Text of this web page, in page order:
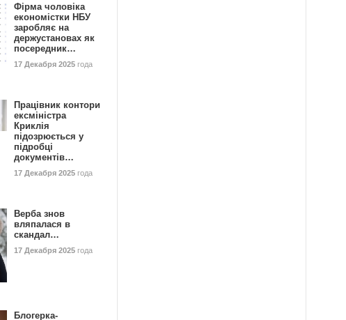
Фірма чоловіка
економістки НБУ
заробляє на
держустановах як
посередник…
17 Декабря 2025 года
Працівник контори
ексміністра
Криклія
підозрюється у
підробці
документів…
17 Декабря 2025 года
Верба знов
вляпалася в
скандал…
17 Декабря 2025 года
Блогерка-